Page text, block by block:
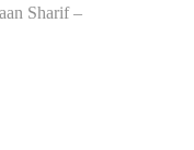
Sharif –